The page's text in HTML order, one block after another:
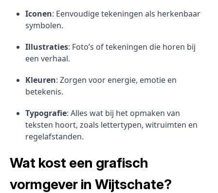
Iconen: Eenvoudige tekeningen als herkenbaar
symbolen.
Illustraties: Foto’s of tekeningen die horen bij
een verhaal.
Kleuren: Zorgen voor energie, emotie en
betekenis.
Typografie: Alles wat bij het opmaken van
teksten hoort, zoals lettertypen, witruimten en
regelafstanden.
Wat kost een grafisch
vormgever in Wijtschate?